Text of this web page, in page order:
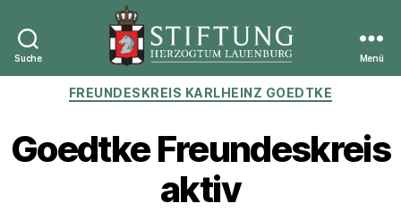
Suche
Stiftung
Herzogtum
Menü
Kategorien
FREUNDESKREIS KARLHEINZ GOEDTKE
Goedtke Freundeskreis
aktiv